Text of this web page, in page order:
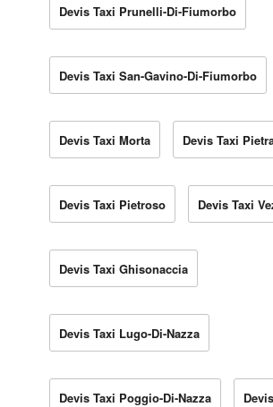
Devis Taxi Prunelli-Di-Fiumorbo
Devis Taxi San-Gavino-Di-Fiumorbo
Devis Taxi Morta Devis Taxi
Devis Taxi Pietroso Devis Taxi
Devis Taxi Ghisonaccia
Devis Taxi Lugo-Di-Nazza
Devis Taxi Poggio-Di-Nazza